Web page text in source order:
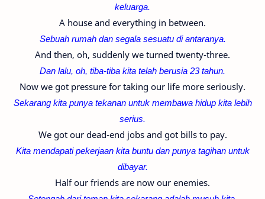
keluarga.
A house and everything in between.
Sebuah rumah dan segala sesuatu di antaranya.
And then, oh, suddenly we turned twenty-three.
Dan lalu, oh, tiba-tiba kita telah berusia 23 tahun.
Now we got pressure for taking our life more seriously.
Sekarang kita punya tekanan untuk membawa hidup kita lebih
serius.
We got our dead-end jobs and got bills to pay.
Kita mendapati pekerjaan kita buntu dan punya tagihan untuk
dibayar.
Half our friends are now our enemies.